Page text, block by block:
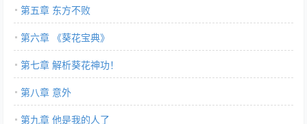
第五章 东方不败
第六章 《葵花宝典》
第七章 解析葵花神功！
第八章 意外
第九章 他是我的人了